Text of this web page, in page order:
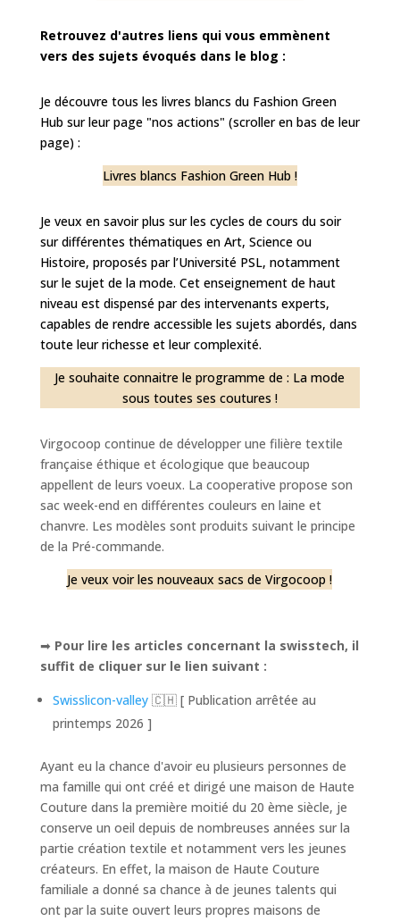
Retrouvez d'autres liens qui vous emmènent
vers des sujets évoqués dans le blog :
Je découvre tous les livres blancs du Fashion Green
Hub sur leur page "nos actions" (scroller en bas de leur
page) :
Livres blancs Fashion Green Hub !
Je veux en savoir plus sur les cycles de cours du soir
sur différentes thématiques en Art, Science ou
Histoire, proposés par l’Université PSL, notamment
sur le sujet de la mode. Cet enseignement de haut
niveau est dispensé par des intervenants experts,
capables de rendre accessible les sujets abordés, dans
toute leur richesse et leur complexité.
Je souhaite connaitre le programme de : La mode
sous toutes ses coutures !
Virgocoop continue de développer une filière textile
française éthique et écologique que beaucoup
appellent de leurs voeux. La cooperative propose son
sac week-end en différentes couleurs en laine et
chanvre. Les modèles sont produits suivant le principe
de la Pré-commande.
Je veux voir les nouveaux sacs de Virgocoop !
➡ Pour lire les articles concernant la swisstech, il
suffit de cliquer sur le lien suivant :
Swisslicon-valley🇨🇭 [ Publication arrêtée au
printemps 2026 ]
Ayant eu la chance d'avoir eu plusieurs personnes de
ma famille qui ont créé et dirigé une maison de Haute
Couture dans la première moitié du 20 ème siècle, je
conserve un oeil depuis de nombreuses années sur la
partie création textile et notamment vers les jeunes
créateurs. En effet, la maison de Haute Couture
familiale a donné sa chance à de jeunes talents qui
ont par la suite ouvert leurs propres maisons de